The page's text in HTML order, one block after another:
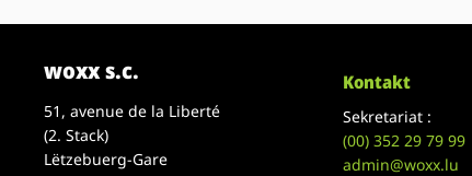
woxx s.c.
51, avenue de la Liberté
(2. Stack)
Lëtzebuerg-Gare
Kontakt
Sekretariat :
(00)352 29 79 99
admin@woxx.lu